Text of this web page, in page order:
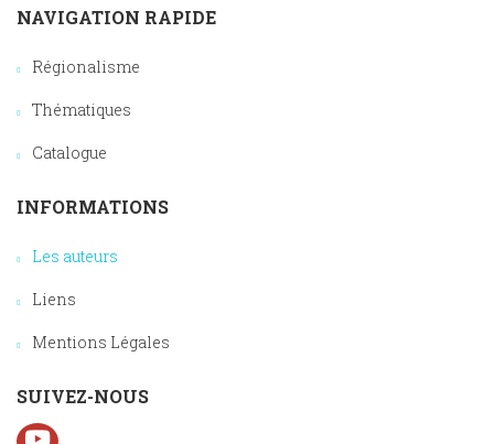
NAVIGATION RAPIDE
Régionalisme
Thématiques
Catalogue
INFORMATIONS
Les auteurs
Liens
Mentions Légales
SUIVEZ-NOUS